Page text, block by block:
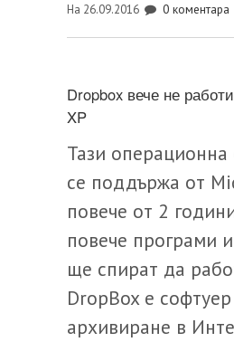
На 26.09.2016 0 коментара
Dropbox вече не
XP
Тази операционна
се поддържа от
повече от 2
повече програми
ще спират да
DropBox е софтуер
архивиране в